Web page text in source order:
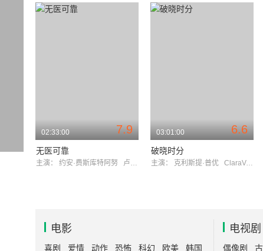
7.9
02:33:00
无医可靠
主演： 约安·费斯库特阿努 卢米妮察·盖奥尔吉乌
6.6
03:01:00
破晓时分
主演： 克利斯提·普优 ClaraVoda
电影
喜剧 爱情 动作 恐怖 科幻 欧美 韩国
电视剧
偶像剧